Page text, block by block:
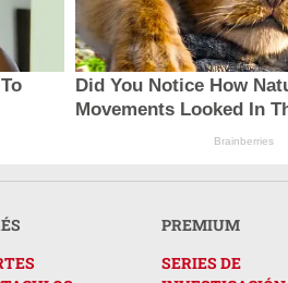
Did You Notice How
Movements Looked In
Brainberries
PREMIUM
SERIES DE